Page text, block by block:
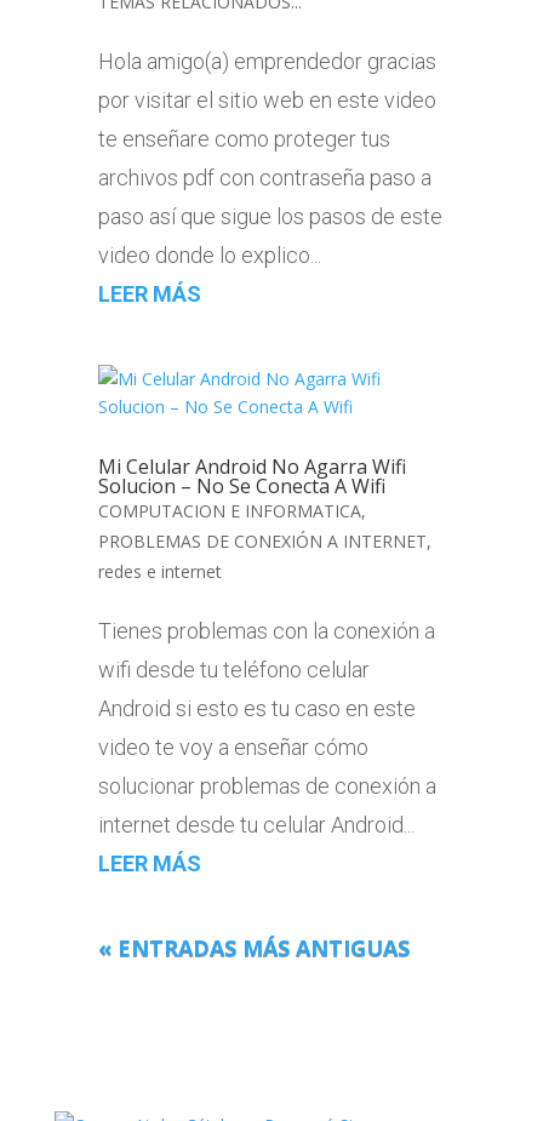
Hola amigo(a) emprendedor gracias
por visitar el sitio web en este video
te enseñare como proteger tus
archivos pdf con contraseña paso a
paso así que sigue los pasos de este
video donde lo explico...
LEER MÁS
Mi Celular Android No Agarra Wifi
Solucion – No Se Conecta A Wifi
COMPUTACION E INFORMATICA,
PROBLEMAS DE CONEXIÓN A INTERNET,
redes e internet
Tienes problemas con la conexión a
wifi desde tu teléfono celular
Android si esto es tu caso en este
video te voy a enseñar cómo
solucionar problemas de conexión a
internet desde tu celular Android...
LEER MÁS
« ENTRADAS MÁS ANTIGUAS